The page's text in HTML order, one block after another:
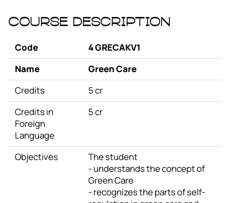
Course Description
Code
4 GRECAKV1
Name
Green Care
Credits
5 cr
Credits in
Foreign
Language
5 cr
Objectives
The student
- understands the concept of
Green Care
- recognizes the parts of self-